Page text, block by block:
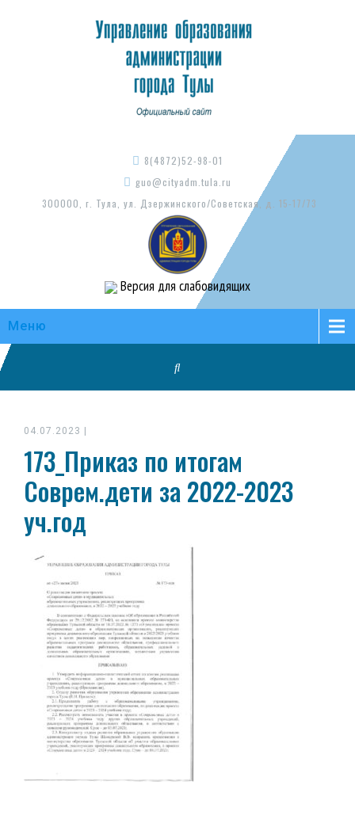
8(4872)52-98-01
guo@cityadm.tula.ru
300000, г. Тула, ул. Дзержинского/Советская, д. 15-17/73
Версия для слабовидящих
Меню
04.07.2023
173_Приказ по итогам
Соврем.дети за 2022-2023
уч.год